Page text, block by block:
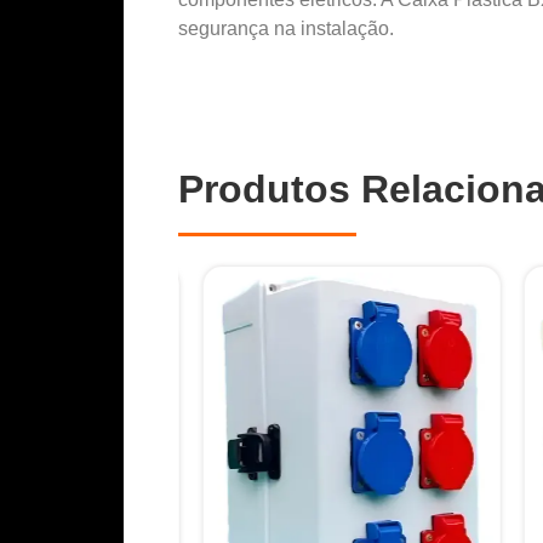
segurança na instalação.
Produtos